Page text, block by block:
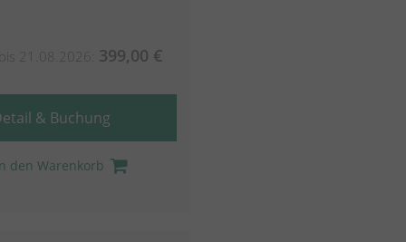
21.08.2026: 399,00 €
& Buchung
den Warenkorb